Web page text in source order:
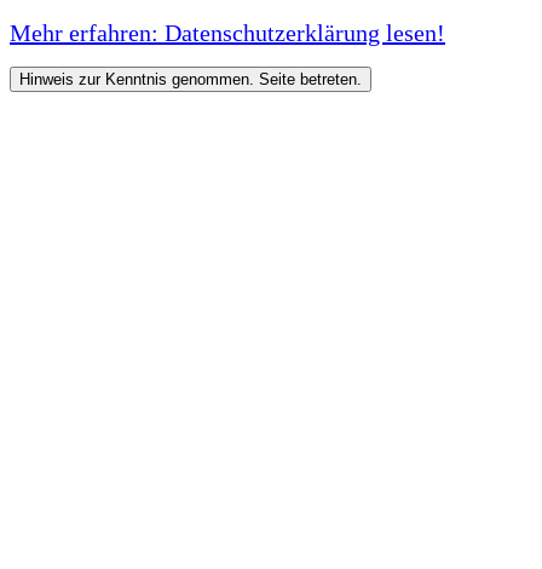
Mehr erfahren: Datenschutzerklärung lesen!
Hinweis zur Kenntnis genommen. Seite betreten.